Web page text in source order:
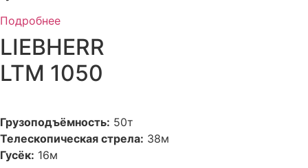
Подробнее
LIEBHERR
LTM 1050
Грузоподъёмность: 50т
Телескопическая стрела: 38м
Гусёк: 16м